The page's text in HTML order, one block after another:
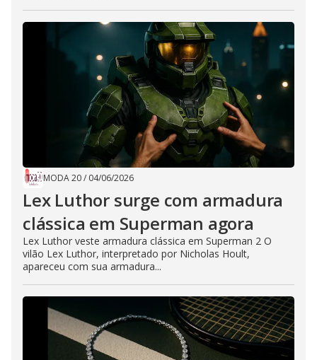
MODA 20/ 04/06/2026
Lex Luthor surge com armadura
clássica em Superman agora
Lex Luthor veste armadura clássica em Superman 2 O
vilão Lex Luthor, interpretado por Nicholas Hoult,
apareceu com sua armadura...